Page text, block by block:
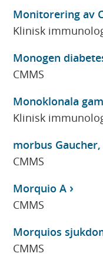
Monitorering av
Klinisk
Monogen
CMMS
Monoklonala
Klinisk
morbus
CMMS
Morquio A
CMMS
Morquios
CMMS